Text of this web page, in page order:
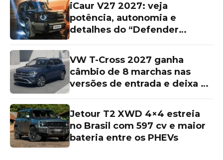
iCaur V27 2027: veja
potência, autonomia e
detalhes do “Defender
VW T-Cross 2027 ganha
câmbio de 8 marchas nas
versões de entrada e deixa as
Jetour T2 XWD 4×4 estreia
no Brasil com 597 cv e maior
bateria entre os PHEVs